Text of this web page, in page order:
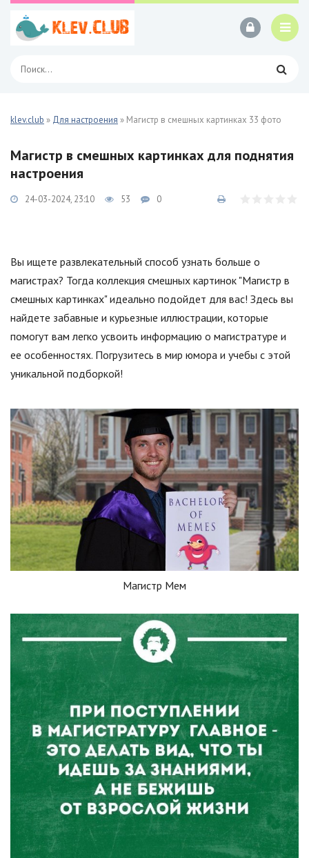
klev.club » Для настроения » Магистр в смешных картинках 33 фото
Магистр в смешных картинках для поднятия
настроения
24-03-2024, 23:10 53 0
Вы ищете развлекательный способ узнать больше о
магистрах? Тогда коллекция смешных картинок "Магистр в
смешных картинках" идеально подойдет для вас! Здесь вы
найдете забавные и курьезные иллюстрации, которые
помогут вам легко усвоить информацию о магистратуре и
ее особенностях. Погрузитесь в мир юмора и учебы с этой
уникальной подборкой!
Магистр Мем